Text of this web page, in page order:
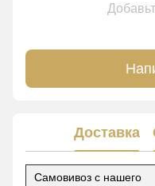
Доставка
Самовивоз с нашего